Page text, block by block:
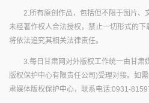
2.所有原创作品，包括但不限于图片、
未经著作权人合法授权，禁止一切形式的
将依法追究其相关法律责任。
3.每日甘肃网对外版权工作统一由甘肃
版权保护中心有限责任公司)受理对接。如
肃媒体版权保护中心，联系电话:0931-